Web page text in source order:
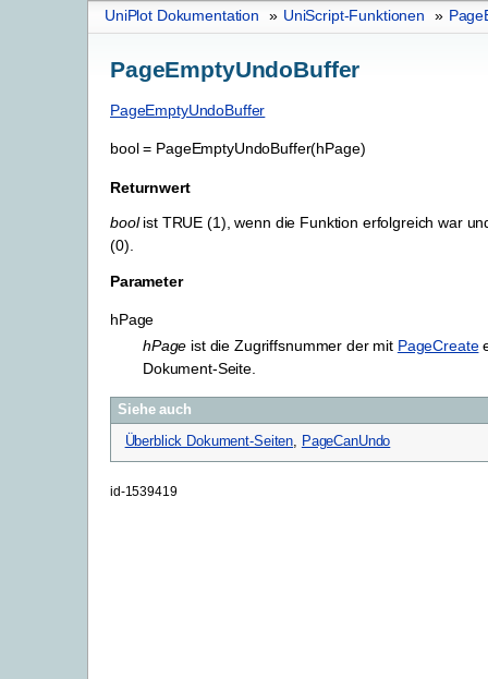
UniPlot Dokumentation » UniScript-Funktionen »
PageEmptyUndoBuffer
PageEmptyUndoBuffer
bool = PageEmptyUndoBuffer(hPage)
Returnwert
boolist TRUE (1), wenn die Funktion erfolgreich war
(0).
Parameter
hPage
hPage ist die Zugriffsnummer der mit PageCreate
Dokument-Seite.
Siehe auch
Überblick Dokument-Seiten, PageCanUndo
id-1539419